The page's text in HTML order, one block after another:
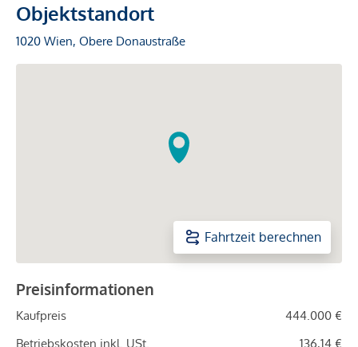
Objektstandort
1020 Wien, Obere Donaustraße
Fahrtzeit berechnen
Preisinformationen
Kaufpreis
444.000 €
Betriebskosten inkl. USt.
136,14 €